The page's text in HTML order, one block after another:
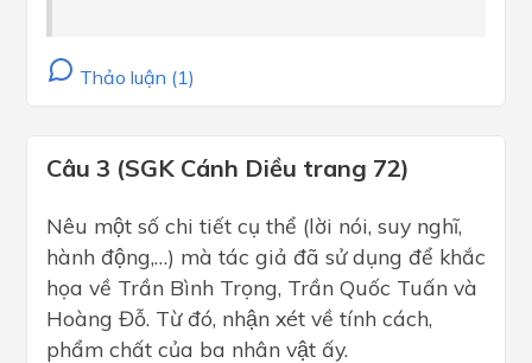
Thảo luận (1)
Câu 3 (SGK Cánh Diều trang 72)
Nêu một số chi tiết cụ thể (lời nói, suy nghĩ,
hành động,…) mà tác giả đã sử dụng để khắc
họa về Trần Bình Trọng, Trần Quốc Tuấn và
Hoàng Đỗ. Từ đó, nhận xét về tính cách,
phẩm chất của ba nhân vật ấy.